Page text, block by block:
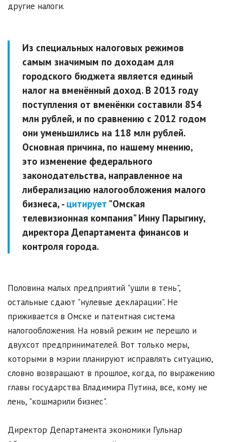
другие налоги.
Из специальных налоговых режимов
самым значимым по доходам для
городского бюджета является единый
налог на вменённый доход. В 2013 году
поступления от вменёнки составили 854
млн рублей, и по сравнению с 2012 годом
они уменьшились на 118 млн рублей.
Основная причина, по нашему мнению,
это изменение федерального
законодательства, направленное на
либерализацию налогообложения малого
бизнеса, - цитирует "Омская
телевизионная компания" Инну Парыгину,
директора Департамента финансов и
контроля города.
Половина малых предприятий "ушли в тень",
остальные сдают "нулевые декларации". Не
приживается в Омске и патентная система
налогообложения. На новый режим не перешло и
двухсот предпринимателей. Вот только меры,
которыми в мэрии планируют исправлять ситуацию,
словно возвращают в прошлое, когда, по выражению
главы государства Владимира Путина, все, кому не
лень, "кошмарили бизнес".
Директор Департамента экономики Гульнар